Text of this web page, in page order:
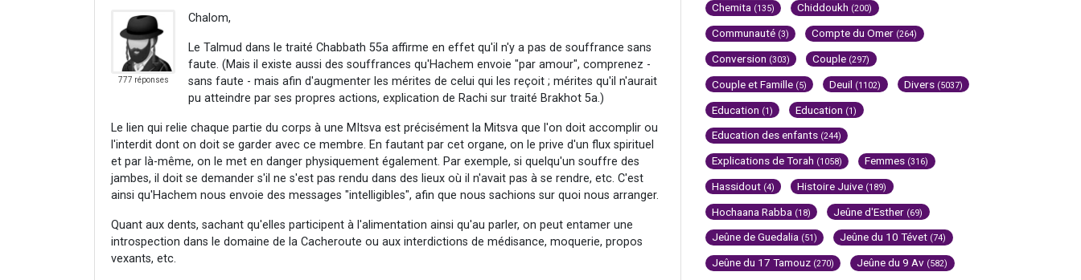
777 réponses
Chalom,
Le Talmud dans le traité Chabbath 55a affirme en effet qu'il n'y a pas de souffrance sans
faute. (Mais il existe aussi des souffrances qu'Hachem envoie "par amour", comprenez -
sans faute - mais afin d'augmenter les mérites de celui qui les reçoit ; mérites qu'il n'aurait
pu atteindre par ses propres actions, explication de Rachi sur traité Brakhot 5a.)
Le lien qui relie chaque partie du corps à une MItsva est précisément la Mitsva que l'on doit accomplir ou
l'interdit dont on doit se garder avec ce membre. En fautant par cet organe, on le prive d'un flux spirituel
et par là-même, on le met en danger physiquement également. Par exemple, si quelqu'un souffre des
jambes, il doit se demander s'il ne s'est pas rendu dans des lieux où il n'avait pas à se rendre, etc. C'est
ainsi qu'Hachem nous envoie des messages "intelligibles", afin que nous sachions sur quoi nous arranger.
Quant aux dents, sachant qu'elles participent à l'alimentation ainsi qu'au parler, on peut entamer une
introspection dans le domaine de la Cacheroute ou aux interdictions de médisance, moquerie, propos
vexants, etc.
Chemita (135) Chiddoukh (200)
Communauté (3) Compte du Omer (264)
Conversion (303) Couple (297)
Couple et Famille (5) Deuil (1102) Divers (5037)
Education (1) Education (1)
Education des enfants (244)
Explications de Torah (1058) Femmes (316)
Hassidout (4) Histoire Juive (189)
Hochaana Rabba (18) Jeûne d'Esther (69)
Jeûne de Guedalia (51) Jeûne du 10 Tévet (74)
Jeûne du 17 Tamouz (270) Jeûne du 9 Av (582)